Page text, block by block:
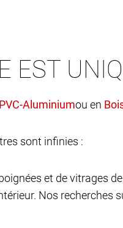
EST
ou en
sont infinies :
et de vitrages
Nos